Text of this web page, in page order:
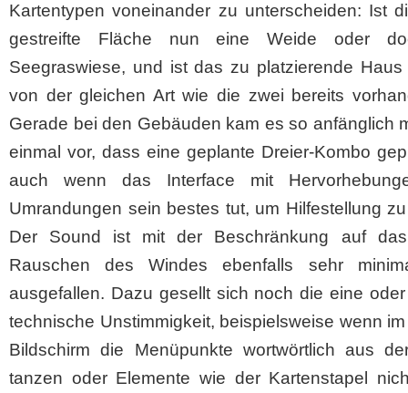
Kartentypen voneinander zu unterscheiden: Ist
gestreifte Fläche nun eine Weide oder
Seegraswiese, und ist das zu platzierende Haus
von der gleichen Art wie die zwei bereits
Gerade bei den Gebäuden kam es so anfänglich
einmal vor, dass eine geplante Dreier-Kombo
auch wenn das Interface mit
Umrandungen sein bestes tut, um Hilfestellung
Der Sound ist mit der Beschränkung auf
Rauschen des Windes ebenfalls sehr
ausgefallen. Dazu gesellt sich noch die eine
technische Unstimmigkeit, beispielsweise wenn
Bildschirm die Menüpunkte wortwörtlich aus
tanzen oder Elemente wie der Kartenstapel